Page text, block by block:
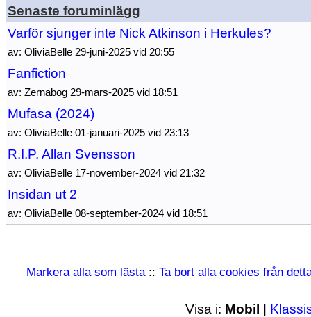
Senaste foruminlägg
Varför sjunger inte Nick Atkinson i Herkules?
av: OliviaBelle 29-juni-2025 vid 20:55
Fanfiction
av: Zernabog 29-mars-2025 vid 18:51
Mufasa (2024)
av: OliviaBelle 01-januari-2025 vid 23:13
R.I.P. Allan Svensson
av: OliviaBelle 17-november-2024 vid 21:32
Insidan ut 2
av: OliviaBelle 08-september-2024 vid 18:51
Markera alla som lästa :: Ta bort alla cookies från
Visa i: Mobil |